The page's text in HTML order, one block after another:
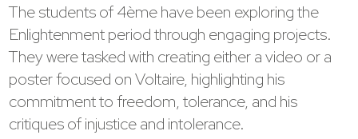
The students of 4ème have been exploring the
Enlightenment period through engaging projects.
They were tasked with creating either a video or a
poster focused on Voltaire, highlighting his
commitment to freedom, tolerance, and his
critiques of injustice and intolerance.